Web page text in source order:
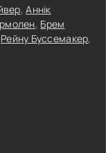
,Аннік
, Брем
Рейну Буссемакер,